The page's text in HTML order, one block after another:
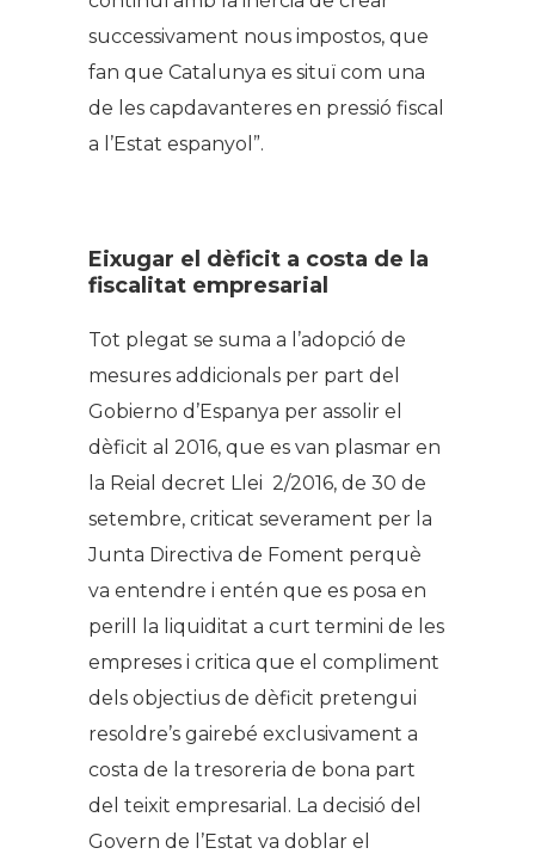
successivament nous impostos, que
fan que Catalunya es situï com una
de les capdavanteres en pressió fiscal
a l’Estat espanyol”.
Eixugar el dèficit a costa de la
fiscalitat empresarial
Tot plegat se suma a l’adopció de
mesures addicionals per part del
Gobierno d’Espanya per assolir el
dèficit al 2016, que es van plasmar en
la Reial decret Llei 2/2016, de 30 de
setembre, criticat severament per la
Junta Directiva de Foment perquè
va entendre i entén que es posa en
perill la liquiditat a curt termini de les
empreses i critica que el compliment
dels objectius de dèficit pretengui
resoldre’s gairebé exclusivament a
costa de la tresoreria de bona part
del teixit empresarial. La decisió del
Govern de l’Estat va doblar el